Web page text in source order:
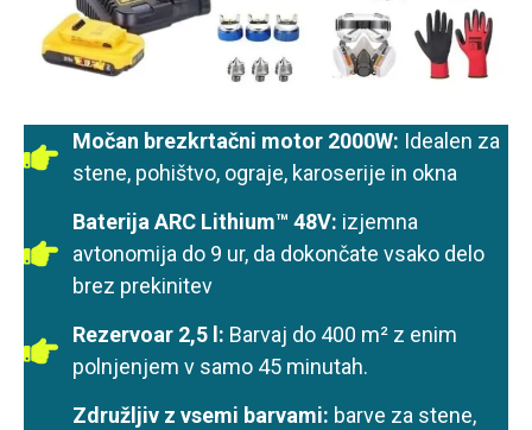
Močan brezkrtačni motor 2000W: Idealen za
stene, pohištvo, ograje, karoserije in okna
Baterija ARC Lithium™ 48V: izjemna
avtonomija do 9 ur, da dokončate vsako delo
brez prekinitev
Rezervoar 2,5 l: Barvaj do 400 m² z enim
polnjenjem v samo 45 minutah.
Združljiv z vsemi barvami: barve za stene,